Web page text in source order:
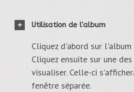
Utilisation de l'album
Cliquez d'abord sur
Cliquez ensuite sur une
visualiser. Celle-ci
fenêtre séparée.